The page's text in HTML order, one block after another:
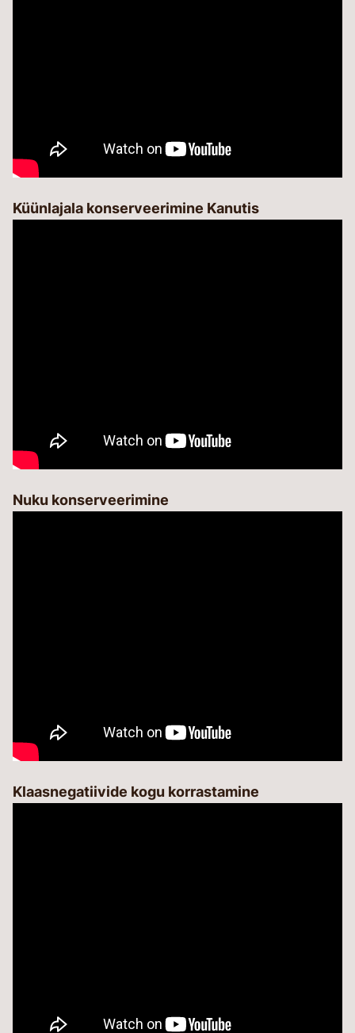
Küünlajala konserveerimine Kanutis
Nuku konserveerimine
Klaasnegatiivide kogu korrastamine